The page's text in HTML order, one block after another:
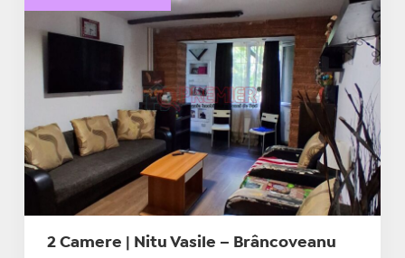
2 Camere | Nitu Vasile – Brâncoveanu